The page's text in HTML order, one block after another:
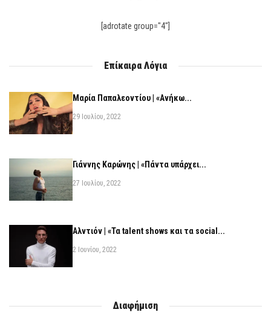
[adrotate group="4"]
Επίκαιρα Λόγια
Μαρία Παπαλεοντίου | «Ανήκω...
29 Ιουλίου, 2022
Γιάννης Καρώνης | «Πάντα υπάρχει...
27 Ιουλίου, 2022
Αλντιόν | «Τα talent shows και τα social...
2 Ιουνίου, 2022
Διαφήμιση